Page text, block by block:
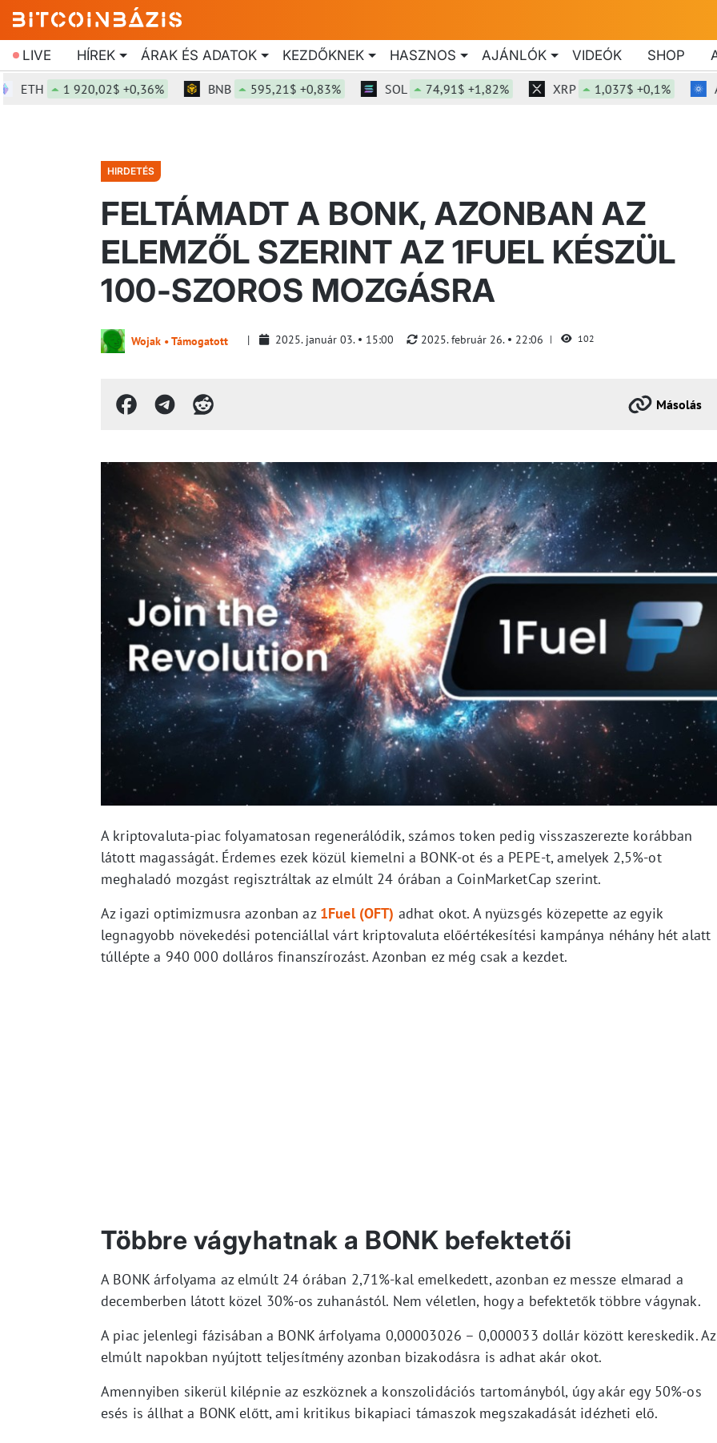
LIVE HÍREK ÁRAK ÉS ADATOK KEZDŐKNEK HASZNOS AJÁNLÓK VIDEÓK SHOP
1 920,02$ +0,36% BNB 595,21$ +0,83% SOL 74,91$ +1,82% XRP 1,037$ +0,1% ADA
HIRDETÉS
FELTÁMADT A BONK, AZONBAN AZ
ELEMZŐL SZERINT AZ 1FUEL KÉSZÜL
100-SZOROS MOZGÁSRA
Wojak • Támogatott 2025. január 03. 15:00 2025. február 26. 22:06 102
Másolás
A kriptovaluta-piac folyamatosan regenerálódik, számos token pedig visszaszerezte korábban
látott magasságát. Érdemes ezek közül kiemelni a BONK-ot és a PEPE-t, amelyek 2,5%-ot
meghaladó mozgást regisztráltak az elmúlt 24 órában a CoinMarketCap szerint.
Az igazi optimizmusra azonban az 1Fuel (OFT) adhat okot. A nyüzsgés közepette az egyik
legnagyobb növekedési potenciállal várt kriptovaluta előértékesítési kampánya néhány hét alatt
túllépte a 940 000 dolláros finanszírozást. Azonban ez még csak a kezdet.
Többre vágyhatnak a BONK befektetői
A BONK árfolyama az elmúlt 24 órában 2,71%-kal emelkedett, azonban ez messze elmarad a
decemberben látott közel 30%-os zuhanástól. Nem véletlen, hogy a befektetők többre vágynak.
A piac jelenlegi fázisában a BONK árfolyama 0,00003026 – 0,000033 dollár között kereskedik. Az
elmúlt napokban nyújtott teljesítmény azonban bizakodásra is adhat akár okot.
Amennyiben sikerül kilépnie az eszköznek a konszolidációs tartományból, úgy akár egy 50%-os
esés is állhat a BONK előtt, ami kritikus bikapiaci támaszok megszakadását idézheti elő.